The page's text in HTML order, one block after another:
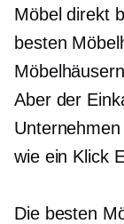
Möbel direkt
besten
Aber der
wie ein Klick
Die besten